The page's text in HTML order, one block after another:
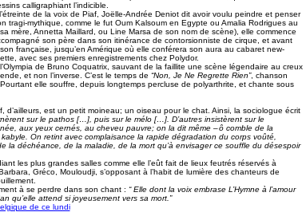
calligraphiant l’indicible.
de la voix de Piaf, Joëlle-Andrée Deniot dit avoir voulu peindre et penser
tragi-mythique, comme le fut Oum Kalsoum en Egypte ou Amalia Rodrigues au
mère, Annetta Maillard, ou Line Marsa de son nom de scène), elle commence
son père dans son itinérance de contorsionniste de cirque, et avant
française, jusqu’en Amérique où elle conférera son aura au cabaret new-
avec ses premiers enregistrements chez Polydor.
de Bruno Coquatrix, sauvant de la faillite une scène légendaire au creux
et non l’inverse. C’est le temps de “Non, Je Ne Regrette Rien”, chanson
elle souffre, depuis longtemps percluse de polyarthrite, et chante sous
d’ailleurs, est un petit moineau; un oiseau pour le chat. Ainsi, la sociologue écrit
sur le pathos […], puis sur le mélo […]. D’autres insistèrent sur le
aux yeux cernés, au cheveu pauvre; on la dit même – ô comble de la
On retint avec complaisance la rapide dégradation du corps voûté,
la déchéance, de la maladie, de la mort qu’à envisager ce souffle du désespoir
les plus grandes salles comme elle l’eût fait de lieux feutrés réservés à
Gréco, Mouloudji, s’opposant à l’habit de lumière des chanteurs de
à se perdre dans son chant : “ Elle dont la voix embrase L’Hymne à l’amour
qu’elle attend si joyeusement vers sa mort. ”
de ce lundi